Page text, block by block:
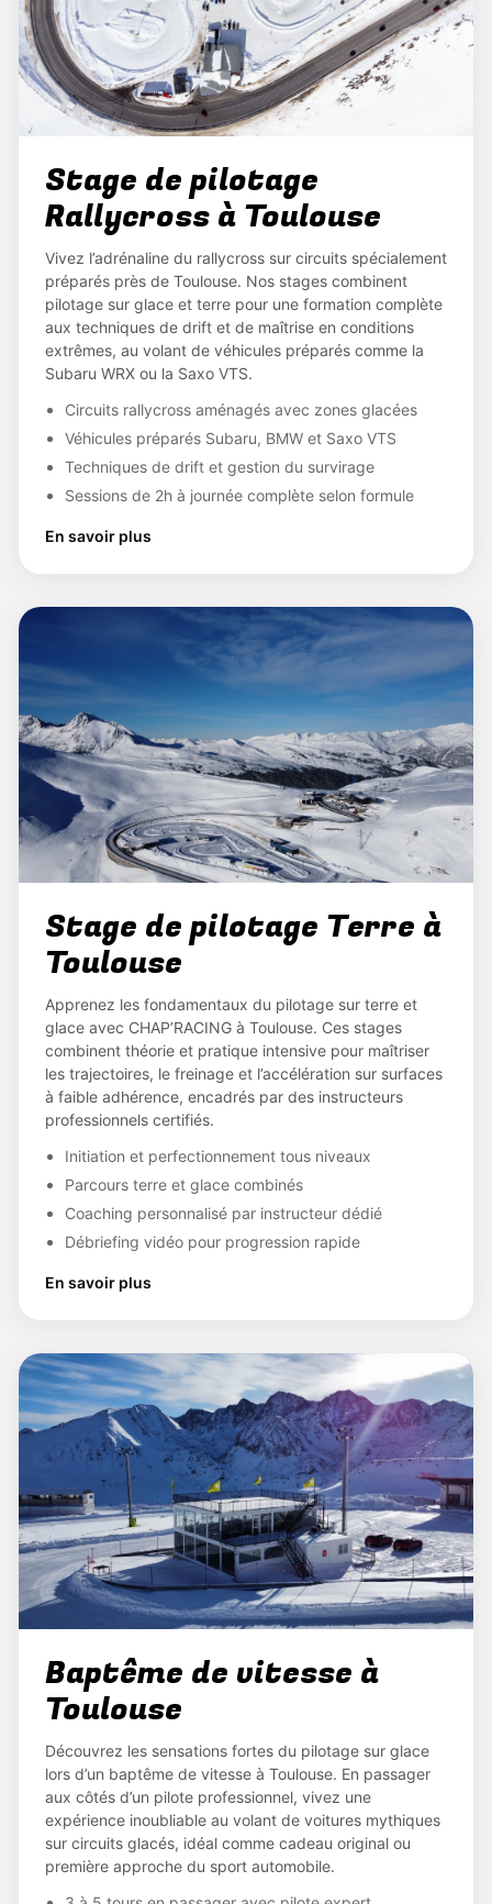
Stage de pilotage
Rallycross à Toulouse
Vivez l’adrénaline du rallycross sur circuits spécialement
préparés près de Toulouse. Nos stages combinent
pilotage sur glace et terre pour une formation complète
aux techniques de drift et de maîtrise en conditions
extrêmes, au volant de véhicules préparés comme la
Subaru WRX ou la Saxo VTS.
Circuits rallycross aménagés avec zones glacées
Véhicules préparés Subaru, BMW et Saxo VTS
Techniques de drift et gestion du survirage
Sessions de 2h à journée complète selon formule
En savoir plus
Stage de pilotage Terre à
Toulouse
Apprenez les fondamentaux du pilotage sur terre et
glace avec CHAP’RACING à Toulouse. Ces stages
combinent théorie et pratique intensive pour maîtriser
les trajectoires, le freinage et l’accélération sur surfaces
à faible adhérence, encadrés par des instructeurs
professionnels certifiés.
Initiation et perfectionnement tous niveaux
Parcours terre et glace combinés
Coaching personnalisé par instructeur dédié
Débriefing vidéo pour progression rapide
En savoir plus
Baptême de vitesse à
Toulouse
Découvrez les sensations fortes du pilotage sur glace
lors d’un baptême de vitesse à Toulouse. En passager
aux côtés d’un pilote professionnel, vivez une
expérience inoubliable au volant de voitures mythiques
sur circuits glacés, idéal comme cadeau original ou
première approche du sport automobile.